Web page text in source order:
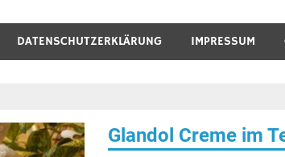
DATENSCHUTZERKLÄRUNG IMPRESSUM
Glandol Creme im